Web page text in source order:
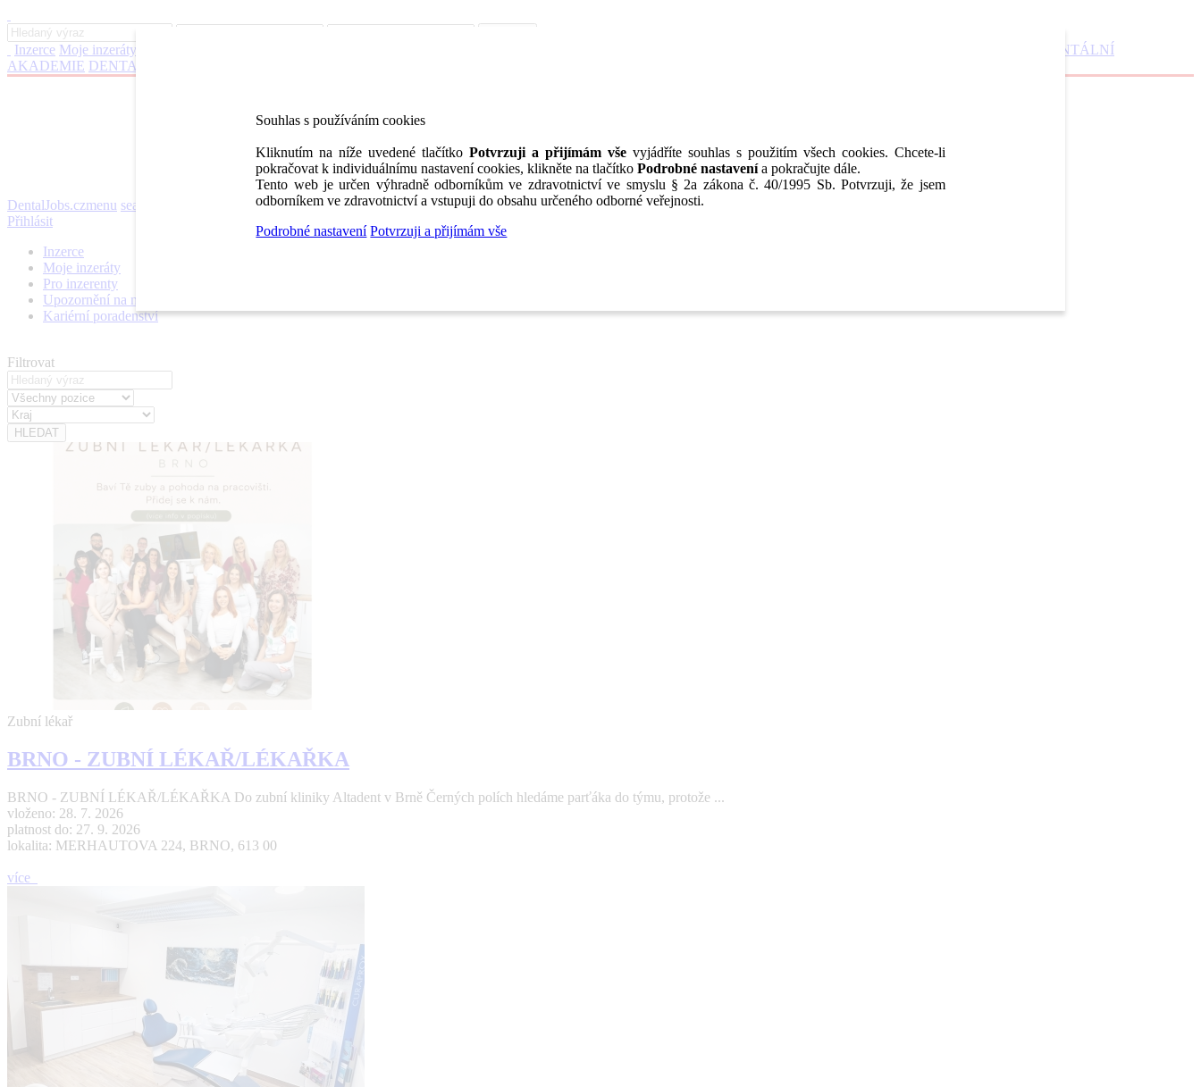
Inzerce Moje inzeráty
DENTÁLNÍ
AKADEMIE DENTAL BAZAR
DentalJobs.czmenu search
Přihlásit
Inzerce
Moje inzeráty
Pro inzerenty
Upozornění na nové pozice
Kariérní poradenství
Filtrovat
Zubní lékař
BRNO - ZUBNÍ LÉKAŘ/LÉKAŘKA
BRNO - ZUBNÍ LÉKAŘ/LÉKAŘKA Do zubní kliniky Altadent v Brně Černých polích hledáme parťáka do týmu, protože ...
vloženo: 28. 7. 2026
platnost do: 27. 9. 2026
lokalita: MERHAUTOVA 224, BRNO, 613 00
více
Souhlas s používáním cookies
Kliknutím na níže uvedené tlačítkoPotvrzuji a přijímám vše vyjádříte souhlas s použitím všech cookies. Chcete-li
pokračovat k individuálnímu nastavení cookies, klikněte na tlačítko Podrobné nastavenía pokračujte dále.
Tento web je určen výhradně odborníkům ve zdravotnictví ve smyslu § 2a zákona č. 40/1995 Sb. Potvrzuji, že jsem
odborníkem ve zdravotnictví a vstupuji do obsahu určeného odborné veřejnosti.
Podrobné nastavení Potvrzuji a přijímám vše